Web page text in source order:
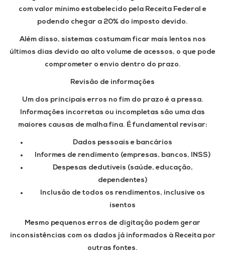
com valor mínimo estabelecido pela Receita Federal e
podendo chegar a 20% do imposto devido.
Além disso, sistemas costumam ficar mais lentos nos
últimos dias devido ao alto volume de acessos, o que pode
comprometer o envio dentro do prazo.
Revisão de informações
Um dos principais erros no fim do prazo é a pressa.
Informações incorretas ou incompletas são uma das
maiores causas de malha fina. É fundamental revisar:
Dados pessoais e bancários
Informes de rendimento (empresas, bancos, INSS)
Despesas dedutíveis (saúde, educação,
dependentes)
Inclusão de todos os rendimentos, inclusive os
isentos
Mesmo pequenos erros de digitação podem gerar
inconsistências com os dados já informados à Receita por
outras fontes.